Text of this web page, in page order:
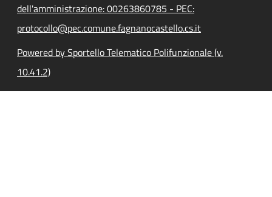
dell'amministrazione: 00263860785 - PEC:
protocollo@pec.comune.fagnanocastello.cs.it
Powered by Sportello Telematico Polifunzionale (v.
10.41.2)